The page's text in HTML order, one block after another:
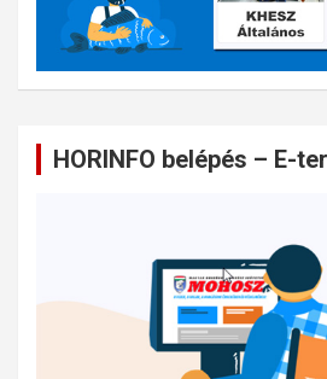
HORINFO belépés – E-